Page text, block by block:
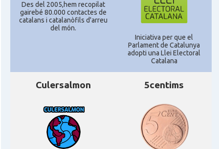
CAMON Catalans a STIRLING
Catalans a WIGHT
Casal Centre Català d'Escòcia
Des del 2005,hem recopilat
gairebé 80.000 contactes de
catalans i catalanòfils d'arreu
del món.
Iniciativa per que el
Parlament de Catalunya
adopti una Llei Electoral
Catalana
Culersalmon 5centims